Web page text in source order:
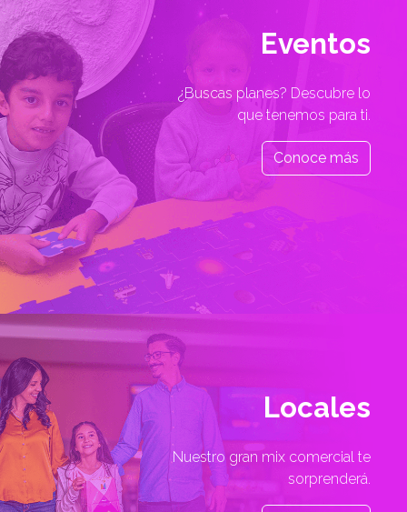
Eventos
¿Buscas planes? Descubre lo
que tenemos para ti.
Conoce más
Locales
Nuestro gran mix comercial te
sorprenderá.